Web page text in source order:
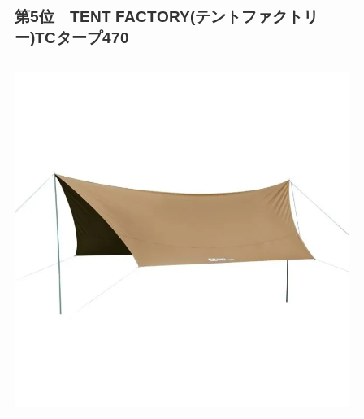
第5位 TENT FACTORY(テントファクトリ
ー)TCタープ470